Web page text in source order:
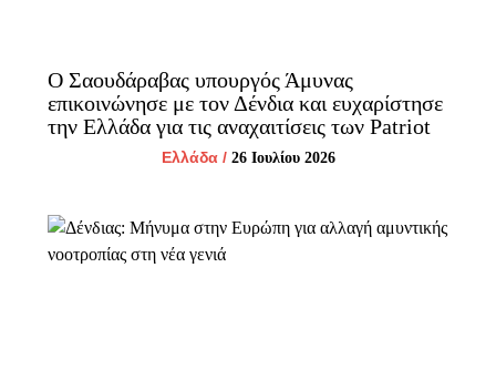
Ο Σαουδάραβας υπουργός Άμυνας
επικοινώνησε με τον Δένδια και ευχαρίστησε
την Ελλάδα για τις αναχαιτίσεις των Patriot
Ελλάδα/ 26 Ιουλίου 2026